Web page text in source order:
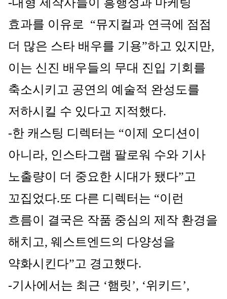
효과를 이유로  “뮤지컬과 연극에 점점
더 많은 스타 배우를 기용”하고 있지만,
이는 신진 배우들의 무대 진입 기회를
축소시키고 공연의 예술적 완성도를
저하시킬 수 있다고 지적했다.
-한 캐스팅 디렉터는 “이제 오디션이
아니라, 인스타그램 팔로워 수와 기사
노출량이 더 중요한 시대가 됐다”고
꼬집었다.또 다른 디렉터는 “이런
흐름이 결국은 작품 중심의 제작 환경을
해치고, 웨스트엔드의 다양성을
약화시킨다”고 경고했다.
-기사에서는 최근 ‘햄릿’, ‘위키드’,